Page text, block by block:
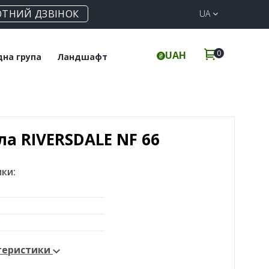
ДЗВІНОК UA
група
сходи
Ландшафт
Елементи для забору
UAH 0
RIVERSDALE NF 66